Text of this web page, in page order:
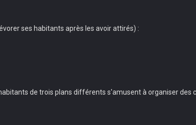
ses habitants après les avoir attirés) :
de trois plans différents s'amusent à organiser des